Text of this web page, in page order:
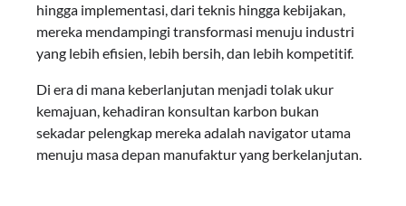
hingga implementasi, dari teknis hingga kebijakan,
mereka mendampingi transformasi menuju industri
yang lebih efisien, lebih bersih, dan lebih kompetitif.
Di era di mana keberlanjutan menjadi tolak ukur
kemajuan, kehadiran konsultan karbon bukan
sekadar pelengkap mereka adalah navigator utama
menuju masa depan manufaktur yang berkelanjutan.